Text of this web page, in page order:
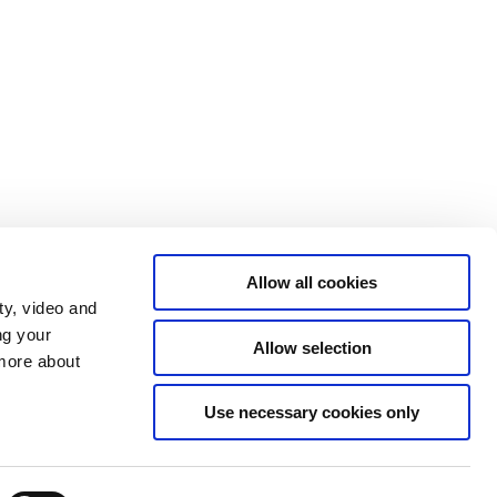
video and
your
about
Allow all cookies
Allow selection
Use necessary cookies only